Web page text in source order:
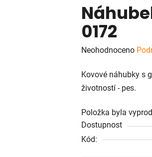
0172
Průměrné
produktu
je
z
5
hvězdiček.
Neohodnoceno
Kovové náhubky s
životností - pes.
Položka byla
Dostupnost
Kód: